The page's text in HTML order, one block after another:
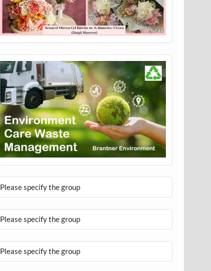
Please specify the group
Please specify the group
Please specify the group